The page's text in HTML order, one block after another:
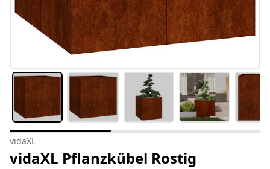
vidaXL
vidaXL Pflanzkübel Rostig